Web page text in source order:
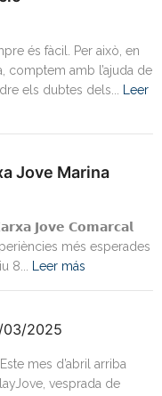
és fàcil. Per això, en
comptem amb l’ajuda de
els dubtes dels...
Leer
Jove Marina
𝗝𝗼𝘃𝗲 𝗖𝗼𝗺𝗮𝗿𝗰𝗮𝗹
més esperades
8...
Leer más
03/2025
mes d’abril arriba
vesprada de